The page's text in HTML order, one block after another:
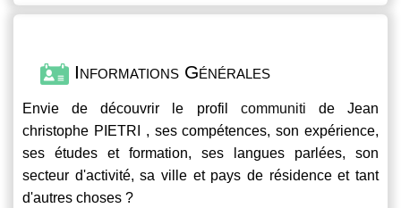
Informations Générales
Envie de découvrir le profil communiti de Jean
christophe PIETRI , ses compétences, son expérience,
ses études et formation, ses langues parlées, son
secteur d'activité, sa ville et pays de résidence et tant
d'autres choses ?